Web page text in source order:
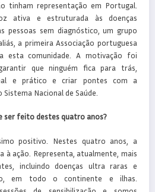
tinham representação em Portugal.
ativa e estruturada às doenças
pessoas sem diagnóstico, um grupo
a primeira Associação portuguesa
esta comunidade. A motivação foi
que ninguém fica para trás,
e prático e criar pontes com a
Nacional de Saúde.
ser feito destes quatro anos?
positivo. Nestes quatro anos, a
à ação. Representa, atualmente, mais
incluindo doenças ultra raras e
em todo o continente e ilhas.